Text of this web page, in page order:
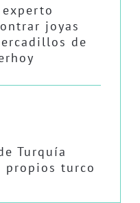
joyas
de
Turquía
propios turco